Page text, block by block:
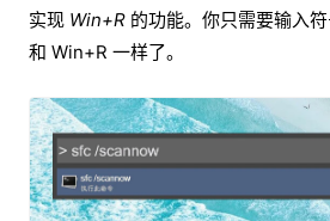
实现 Win+R 的功能。你只需要输入
和 Win+R 一样了。